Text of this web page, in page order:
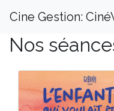
Cine Gestion:
Nos